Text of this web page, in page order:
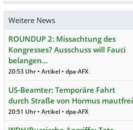
Weitere News
ROUNDUP 2: Missachtung des
Kongresses? Ausschuss will Fauci
belangen…
20:53 Uhr • Artikel • dpa-AFX
US-Beamter: Temporäre Fahrt
durch Straße von Hormus mautfrei
20:51 Uhr • Artikel • dpa-AFX